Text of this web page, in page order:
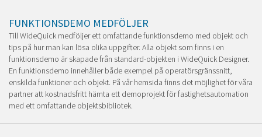
FUNKTIONSDEMO MEDFÖLJER
Till WideQuick medföljer ett omfattande funktionsdemo med objekt och
tips på hur man kan lösa olika uppgifter. Alla objekt som finns i en
funktionsdemo är skapade från standard-objekten i WideQuick Designer.
En funktionsdemo innehåller både exempel på operatörsgränssnitt,
enskilda funktioner och objekt. På vår hemsida finns det möjlighet för våra
partner att kostnadsfritt hämta ett demoprojekt för fastighetsautomation
med ett omfattande objektsbibliotek.